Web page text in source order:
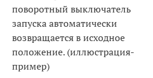
поворотный выключатель
запуска автоматически
возвращается в исходное
положение. (иллюстрация-
пример)